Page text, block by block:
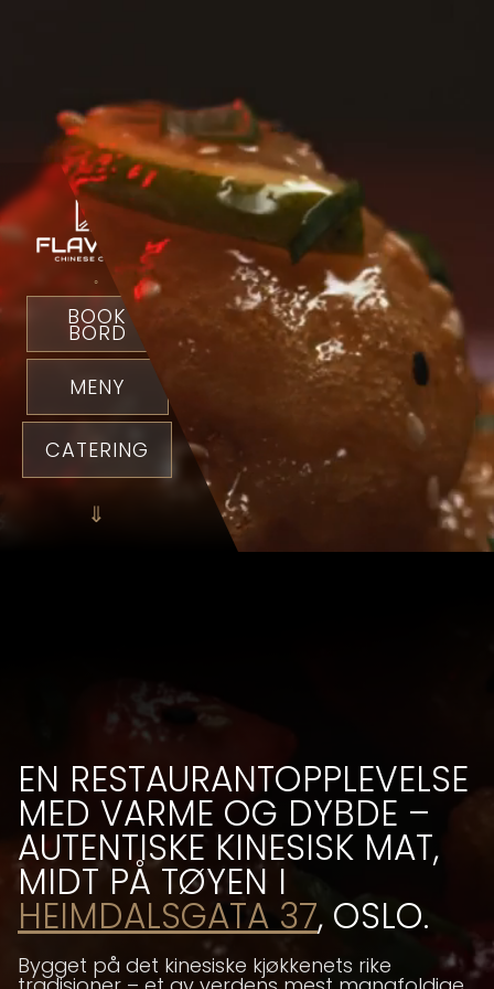
◦
BOOK
BORD
MENY
CATERING
⇓
EN RESTAURANTOPPLEVELSE
MED VARME OG DYBDE –
AUTENTISKE KINESISK MAT,
MIDT PÅ TØYEN I
HEIMDALSGATA 37, OSLO.
Bygget på det kinesiske kjøkkenets rike